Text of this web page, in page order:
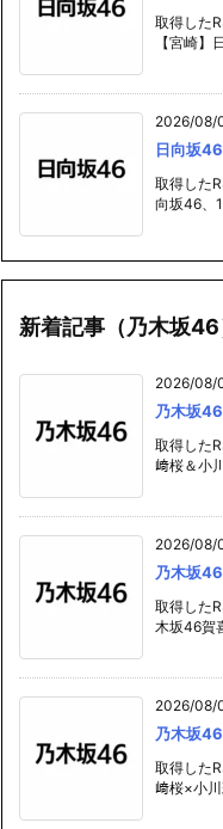
取得した
【宮崎】
2026/08/
日向坂
取得した
向坂46、
新着記事（乃木坂46
2026/08/
乃木坂
取得した
﨑桜＆小
2026/08/
乃木坂
取得した
木坂46賀
2026/08/
乃木坂
取得した
﨑桜×小